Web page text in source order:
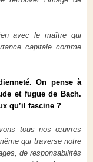
avec le maître qui
capitale comme
On pense à
et fugue de Bach.
qu’il fascine ?
tous nos œuvres
qui traverse notre
de responsabilités